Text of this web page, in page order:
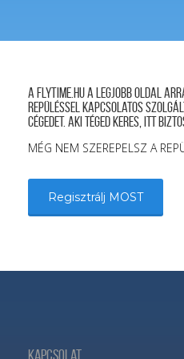
A FLYTIME.HU a legjobb oldal
repüléssel kapcsolatos
cégedet. Aki téged keres, itt
MÉG NEM SZEREPELSZ A
Regisztrálj MOST
Kapcsolat